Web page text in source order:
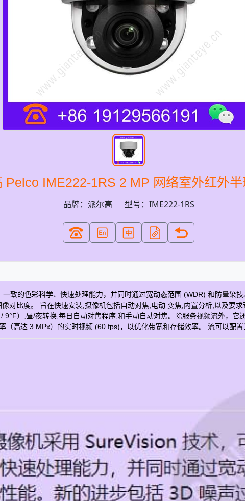
Pelco IME222-1RS 2 MP 网络室外红外
品牌：派尔高 型号：IME222-1RS
致的色彩科学、快速处理能力，并同时通过宽动态范围 (WDR) 和防晕染
对比度。 旨在快速安装,摄像机包括自动对焦,电动 变焦,内置分析,以及要
）,昼/夜转换,每日自动对焦程序,和手动自动对焦。除服务视频流外，
（高达 3 MPx）的实时视频 (60 fps)，以优化带宽和存储效率。 流可以配